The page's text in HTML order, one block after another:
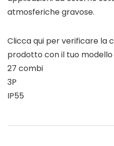
atmosferiche gravose.
Clicca qui per verificare la
prodotto con il tuo modello
27 combi
3P
IP55